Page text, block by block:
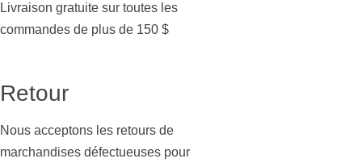
Livraison gratuite sur toutes les
commandes de plus de 150 $
Retour
Nous acceptons les retours de
marchandises défectueuses pour